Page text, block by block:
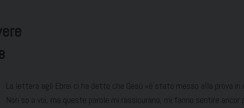
La lettera agli Ebrei ci ha detto che Gesù «è stato messo alla prova
Non so a voi, ma queste parole mi rassicurano, mi fanno sentire ancor